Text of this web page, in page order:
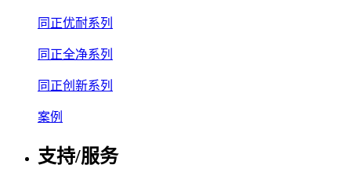
同正优耐系列
同正全净系列
同正创新系列
案例
支持/服务